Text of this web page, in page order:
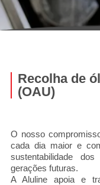
Recolha de
(OAU)
O nosso
cada dia maior e
sustentabilidade
gerações futuras.
A Aluline apoia e